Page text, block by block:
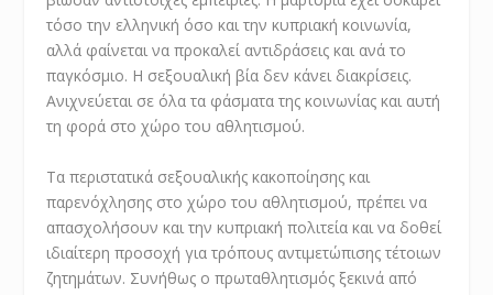
τόσο την ελληνική όσο και την κυπριακή κοινωνία,
αλλά φαίνεται να προκαλεί αντιδράσεις και ανά το
παγκόσμιο. Η σεξουαλική βία δεν κάνει διακρίσεις.
Ανιχνεύεται σε όλα τα φάσματα της κοινωνίας και αυτή
τη φορά στο χώρο του αθλητισμού.
Τα περιστατικά σεξουαλικής κακοποίησης και
παρενόχλησης στο χώρο του αθλητισμού, πρέπει να
απασχολήσουν και την κυπριακή πολιτεία και να δοθεί
ιδιαίτερη προσοχή για τρόπους αντιμετώπισης τέτοιων
ζητημάτων. Συνήθως ο πρωταθλητισμός ξεκινά από